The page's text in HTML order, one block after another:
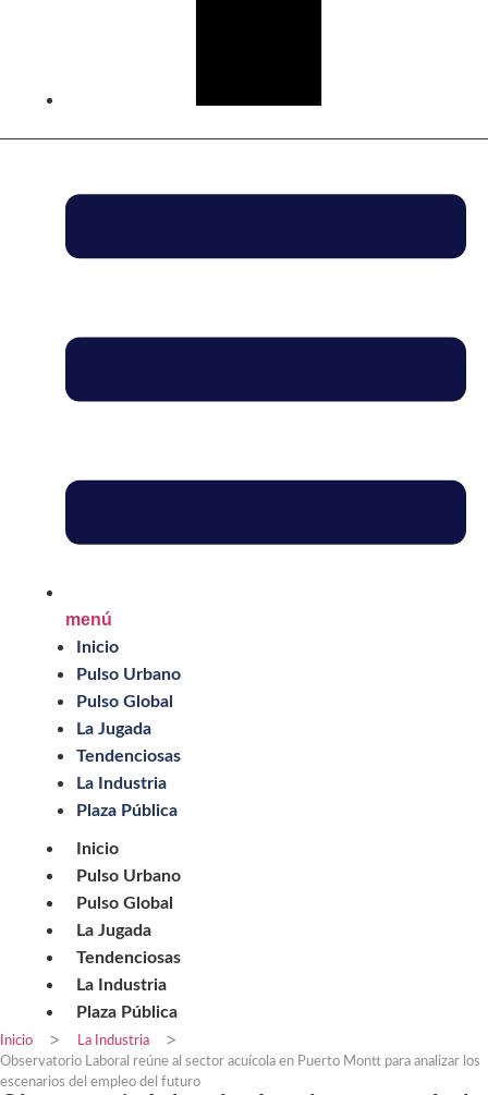
menú
Inicio
Pulso Urbano
Pulso Global
La Jugada
Tendenciosas
La Industria
Plaza Pública
Inicio
Pulso Urbano
Pulso Global
La Jugada
Tendenciosas
La Industria
Plaza Pública
Inicio > La Industria >
Observatorio Laboral reúne al sector acuícola en Puerto Montt para analizar los
escenarios del empleo del futuro